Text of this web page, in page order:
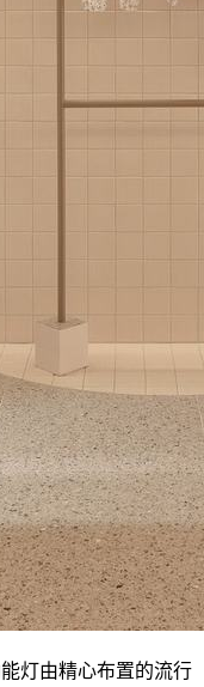
灯由精心布置的流行